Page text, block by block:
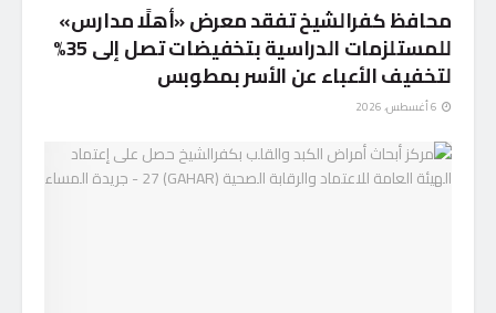
محافظ كفرالشيخ تفقد معرض «أهلًا مدارس»
للمستلزمات الدراسية بتخفيضات تصل إلى 35%
لتخفيف الأعباء عن الأسر بمطوبس